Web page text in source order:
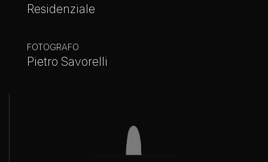
Residenziale
FOTOGRAFO
Pietro Savorelli